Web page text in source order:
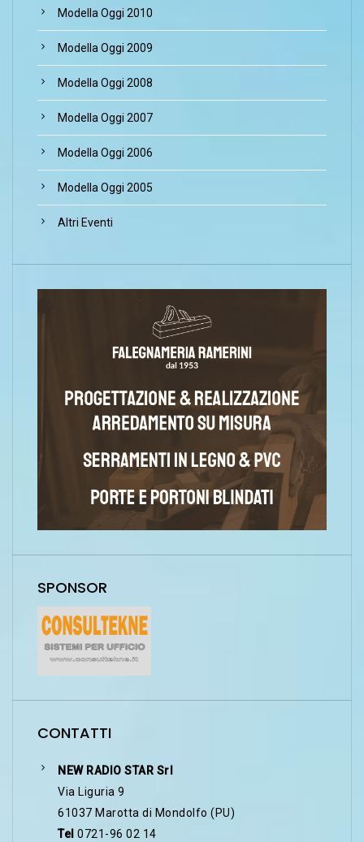
Modella Oggi 2010
Modella Oggi 2009
Modella Oggi 2008
Modella Oggi 2007
Modella Oggi 2006
Modella Oggi 2005
Altri Eventi
SPONSOR
CONTATTI
NEW RADIO STAR Srl
Via Liguria 9
61037 Marotta di Mondolfo (PU)
Tel 0721-96 02 14